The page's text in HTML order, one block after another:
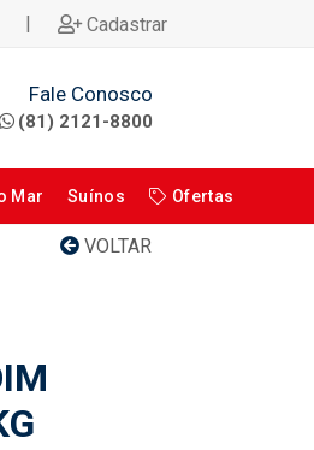
| Cadastrar
Fale Conosco
(81) 2121-8800
Mar Suínos Ofertas
VOLTAR